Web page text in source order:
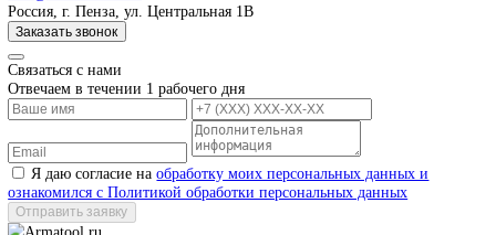
Квалификация и опыт наших специалистов позволяют
и изготавливать нестандартное оборудование по техническому
заданию Заказчика
Соблюдение стандартов
Изготавливаемое оборудование имеет всю необходимую
разрешительную документацию и соответствует отечественным
зарубежным стандартам